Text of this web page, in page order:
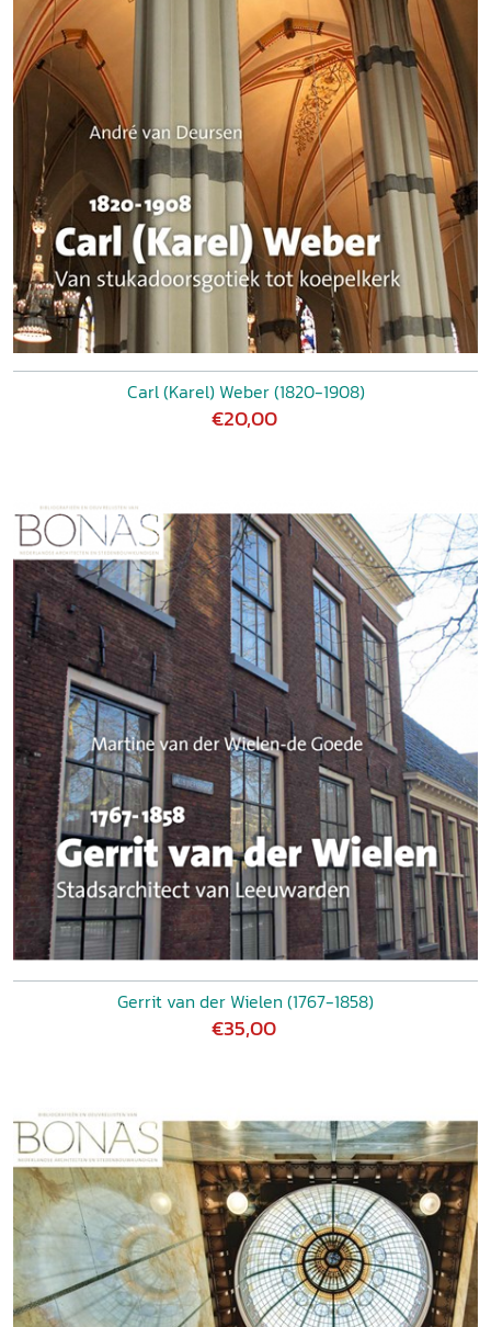
Carl (Karel) Weber (1820-1908)
€20,00
Gerrit van der Wielen (1767-1858)
€35,00